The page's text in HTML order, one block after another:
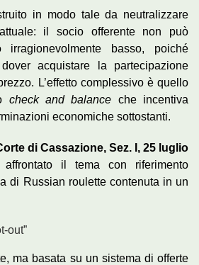
in modo tale da neutralizzare
il socio offerente non può
irragionevolmente basso, poiché
acquistare la partecipazione
L’effetto complessivo è quello
check and balance che incentiva
economiche sottostanti.
di Cassazione, Sez. I, 25 luglio
il tema con riferimento
di Russian roulette contenuta in un
out”
ma basata su un sistema di offerte